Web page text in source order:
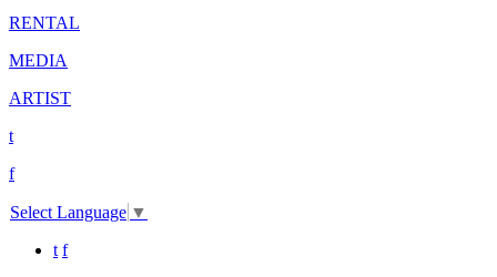
RENTAL
MEDIA
ARTIST
t
f
Select Language ▼
t f